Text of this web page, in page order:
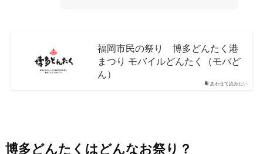
あわせて読みたい
福岡市民の祭り 博多どんたく港
まつり モバイルどんたく（モバど
ん）
博多どんたくはどんなお祭り？